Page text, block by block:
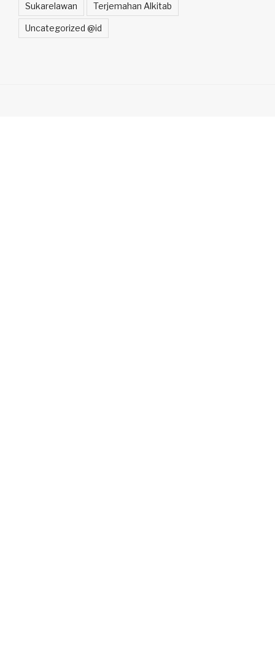
Sukarelawan Terjemahan Alkitab
Uncategorized @id